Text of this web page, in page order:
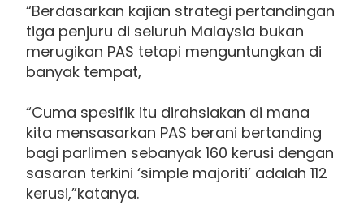
“Berdasarkan kajian strategi pertandingan
tiga penjuru di seluruh Malaysia bukan
merugikan PAS tetapi menguntungkan di
banyak tempat,
“Cuma spesifik itu dirahsiakan di mana
kita mensasarkan PAS berani bertanding
bagi parlimen sebanyak 160 kerusi dengan
sasaran terkini ‘simple majoriti’ adalah 112
kerusi,”katanya.